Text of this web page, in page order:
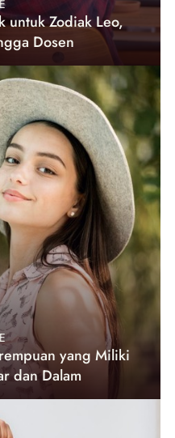
untuk Zodiak Leo,
Dosen
yang Miliki
dan Dalam